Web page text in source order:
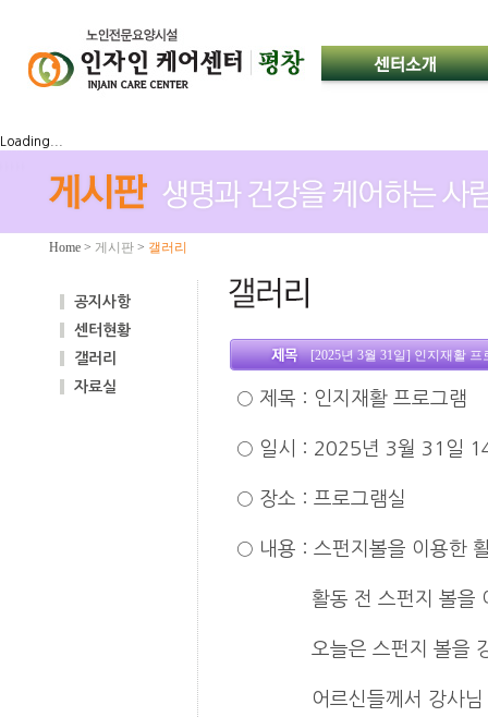
Loading...
Home > 게시판 > 갤러리
공지사항
센터현황
갤러리
자료실
[2025년 3월 31일] 인지재활 프
○ 제목 : 인지재활 프로그램
○ 일시 : 2025년 3월 31일
○ 장소 : 프로그램실
○ 내용 : 스펀지볼을 이용한
활동 전 스펀지 볼을 이용
오늘은 스펀지 볼을 강사
어르신들께서 강사님 몸